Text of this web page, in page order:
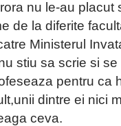
nu le-au placut
de la diferite
Ministerul
stiu sa scrie si
pentru ca
dintre ei nici
ceva.